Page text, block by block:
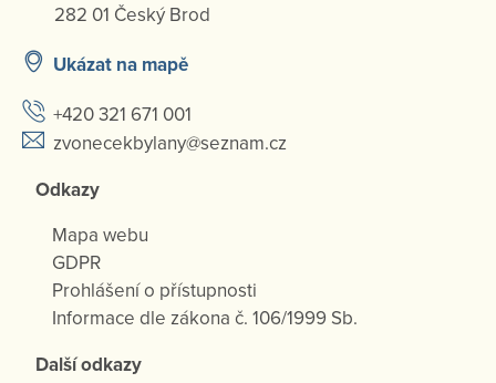
282 01 Český Brod
Ukázat na mapě
+420 321 671 001
zvonecekbylany@seznam.cz
Odkazy
Mapa webu
GDPR
Prohlášení o přístupnosti
Informace dle zákona č. 106/1999 Sb.
Další odkazy